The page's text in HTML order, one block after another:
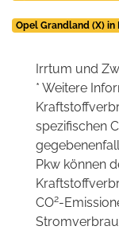
Opel Grandland (X) in
Irrtum und
* Weitere
spezifischen
Pkw können
CO2-